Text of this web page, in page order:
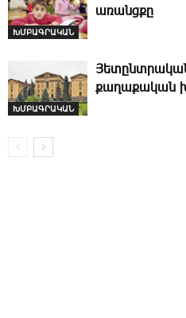
ԽՄԲԱԳՐԱԿԱՆ
առանցքը
ԽՄԲԱԳՐԱԿԱՆ
քաղաքական